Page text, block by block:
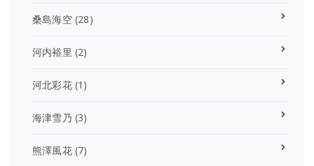
桑島海空(28)
河内裕里 (2)
河北彩花(1)
海津雪乃 (3)
熊澤風花(7)